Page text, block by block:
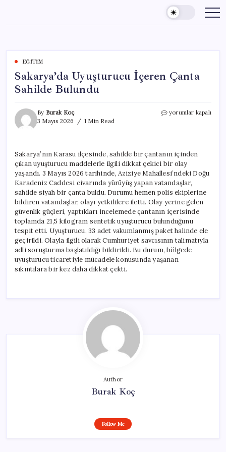
content
EĞITIM
Sakarya’da Uyuşturucu İçeren Çanta
Sahilde Bulundu
By Burak Koç
3 Mayıs 2026
1 Min Read
Sakarya’da
Bulundu
için
yorumlar kapalı
Sakarya’nın Karasu ilçesinde, sahilde bir çantanın içinden
çıkan uyuşturucu maddelerle ilgili dikkat çekici bir olay
yaşandı. 3 Mayıs 2026 tarihinde, Aziziye Mahallesi’ndeki Doğu
Karadeniz Caddesi civarında yürüyüş yapan vatandaşlar,
sahilde siyah bir çanta buldu. Durumu hemen polis ekiplerine
bildiren vatandaşlar, olayı yetkililere iletti. Olay yerine gelen
güvenlik güçleri, yaptıkları incelemede çantanın içerisinde
toplamda 21,5 kilogram sentetik uyuşturucu bulunduğunu
tespit etti. Uyuşturucu, 33 adet vakumlanmış paket halinde ele
geçirildi. Olayla ilgili olarak Cumhuriyet savcısının talimatıyla
adli soruşturma başlatıldığı bildirildi. Bu durum, bölgede
uyuşturucu ticaretiyle mücadele konusunda yaşanan
sıkıntılara bir kez daha dikkat çekti.
Author
Burak Koç
Follow Me